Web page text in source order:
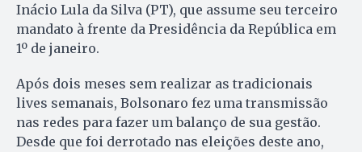
Inácio Lula da Silva (PT), que assume seu terceiro
mandato à frente da Presidência da República em
1º de janeiro.
Após dois meses sem realizar as tradicionais
lives semanais, Bolsonaro fez uma transmissão
nas redes para fazer um balanço de sua gestão.
Desde que foi derrotado nas eleições deste ano,